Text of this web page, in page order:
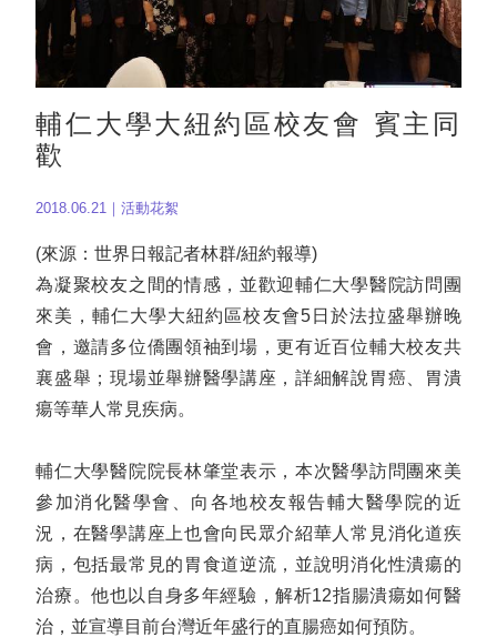
輔仁大學大紐約區校友會 賓主同
歡
2018.06.21｜活動花絮
(來源：世界日報記者林群/紐約報導)
為凝聚校友之間的情感，並歡迎輔仁大學醫院訪問團
來美，輔仁大學大紐約區校友會5日於法拉盛舉辦晚
會，邀請多位僑團領袖到場，更有近百位輔大校友共
襄盛舉；現場並舉辦醫學講座，詳細解說胃癌、胃潰
瘍等華人常見疾病。
輔仁大學醫院院長林肇堂表示，本次醫學訪問團來美
參加消化醫學會、向各地校友報告輔大醫學院的近
況，在醫學講座上也會向民眾介紹華人常見消化道疾
病，包括最常見的胃食道逆流，並說明消化性潰瘍的
治療。他也以自身多年經驗，解析12指腸潰瘍如何醫
治，並宣導目前台灣近年盛行的直腸癌如何預防。